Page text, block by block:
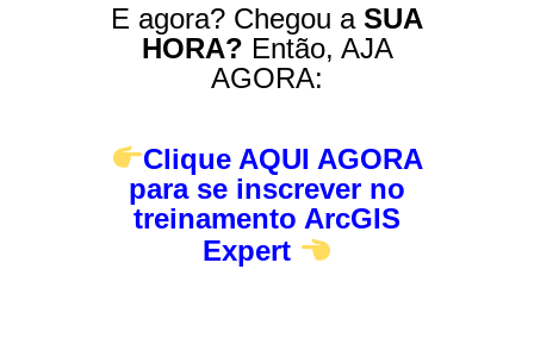
E agora? Chegou a SUA
HORA? Então, AJA
AGORA:
Clique AQUI AGORA
para se inscrever no
treinamento ArcGIS
Expert